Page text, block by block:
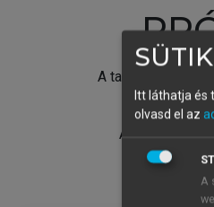
A tartalom
A
Itt láthatja és
olvasd el az
A